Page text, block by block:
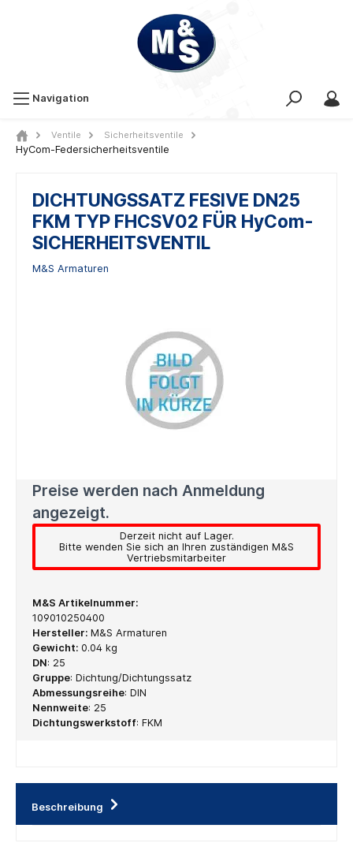
Navigation
Ventile Sicherheitsventile
HyCom-Federsicherheitsventile
DICHTUNGSSATZ FESIVE DN25
FKM TYP FHCSV02 FÜR HyCom-
SICHERHEITSVENTIL
M&S Armaturen
Preise werden nach Anmeldung
angezeigt.
Derzeit nicht auf Lager.
Bitte wenden Sie sich an Ihren zuständigen M&S
Vertriebsmitarbeiter
M&S Artikelnummer:
109010250400
Hersteller: M&S Armaturen
Gewicht: 0.04 kg
DN: 25
Gruppe: Dichtung/Dichtungssatz
Abmessungsreihe: DIN
Nennweite: 25
Dichtungswerkstoff: FKM
Beschreibung